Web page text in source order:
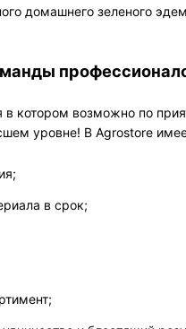
домашнего зеленого
в котором возможно по
уровне! В Agrostore
в срок;